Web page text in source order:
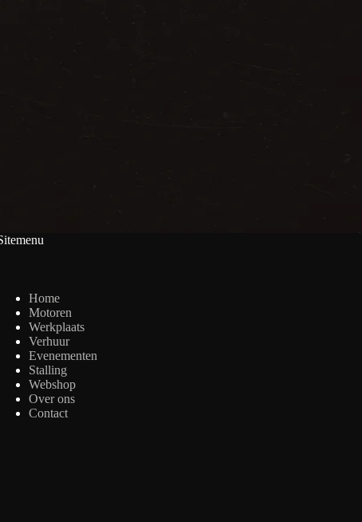
Home
Motoren
Werkplaats
Verhuur
Evenementen
Stalling
Webshop
Over ons
Contact